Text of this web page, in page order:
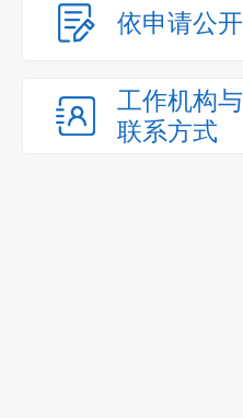
依申请公开
工作机构与
联系方式